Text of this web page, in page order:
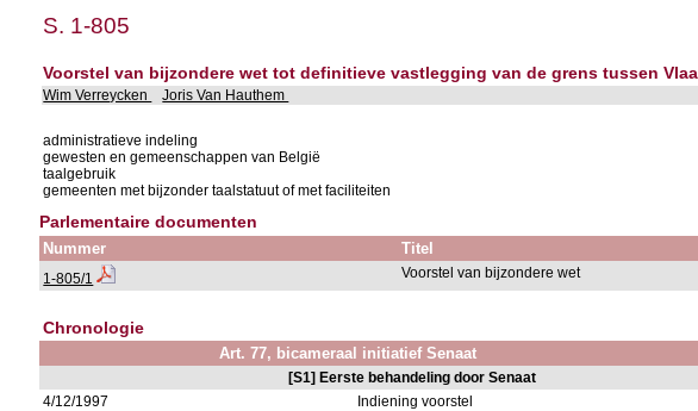
S. 1-805
Voorstel van bijzondere wet tot definitieve vastlegging van de grens tussen
Wim Verreycken Joris Van Hauthem
administratieve indeling
gewesten en gemeenschappen van België
taalgebruik
gemeenten met bijzonder taalstatuut of met faciliteiten
Parlementaire documenten
Nummer Titel
1-805/1 Voorstel van bijzondere wet
Chronologie
Art. 77, bicameraal initiatief Senaat
[S1] Eerste behandeling door Senaat
4/12/1997
Indiening voorstel